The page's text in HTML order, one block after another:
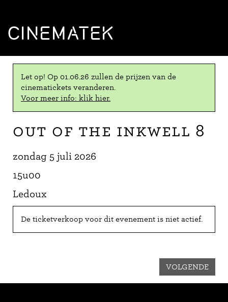
CINEMATEK
Let op! Op 01.06.26 zullen de prijzen van de
cinematickets veranderen.
Voor meer info: klik hier.
Out of The Inkwell 8
zondag 5 juli 2026
15u00
Ledoux
De ticketverkoop voor dit evenement is niet actief.
VOLGENDE